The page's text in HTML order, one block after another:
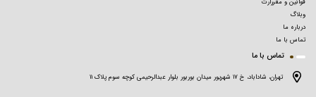
وبلاگ
درباره ما
تماس با ما
تماس با ما
تهران، شاداباد، خ ۱۷ شهریور میدان بوربور بلوار عبدالرحیمی کوچه سوم پلاک ۱۱